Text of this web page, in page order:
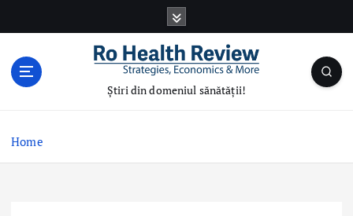
Știri din domeniul sănătății!
Home